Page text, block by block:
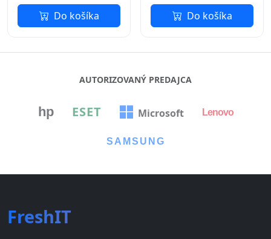
Do košíka Do košíka
AUTORIZOVANÝ PREDAJCA
hp ESET Microsoft Lenovo
SAMSUNG
FreshIT